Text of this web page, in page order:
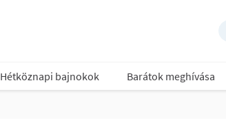
Hétköznapi bajnokok Barátok meghívása